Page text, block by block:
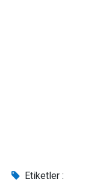
Etiketler :